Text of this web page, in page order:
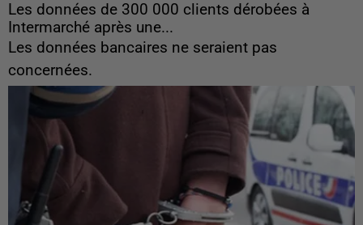
Les données de 300 000 clients dérobées à
Intermarché après une...
Les données bancaires ne seraient pas
concernées.